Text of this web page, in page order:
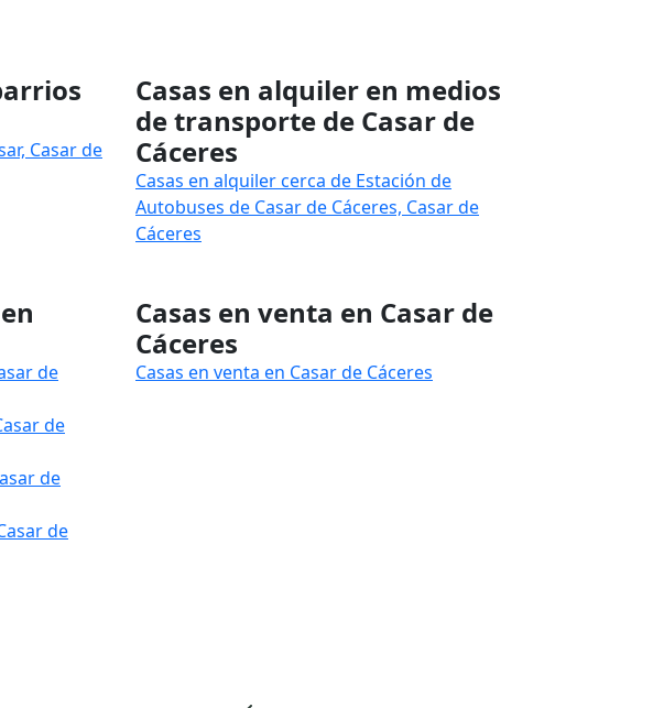
Casar de
Casas en alquiler en medios
de transporte de Casar de
Cáceres
Casas en alquiler cerca de Estación de
Autobuses de Casar de Cáceres, Casar de
Cáceres
de
de
de
de
Casas en venta en Casar de
Cáceres
Casas en venta en Casar de Cáceres